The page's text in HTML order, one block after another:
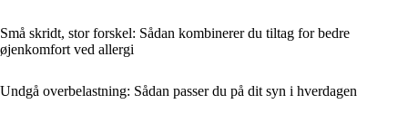
Små skridt, stor forskel: Sådan kombinerer du tiltag for bedre
øjenkomfort ved allergi
Undgå overbelastning: Sådan passer du på dit syn i hverdagen